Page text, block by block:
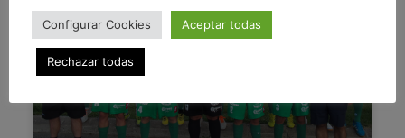
Configurar Cookies Aceptar todas
Rechazar todas